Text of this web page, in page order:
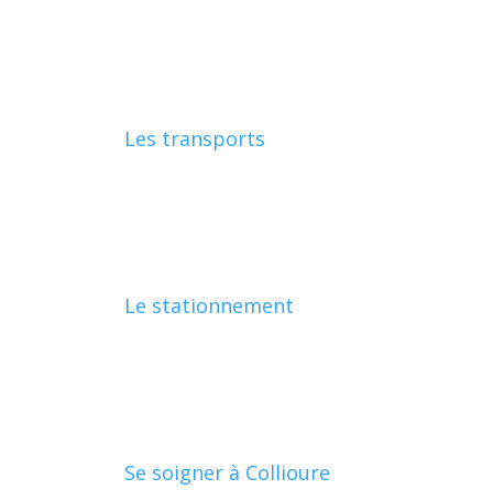
Les transports
Le stationnement
Se soigner à Collioure